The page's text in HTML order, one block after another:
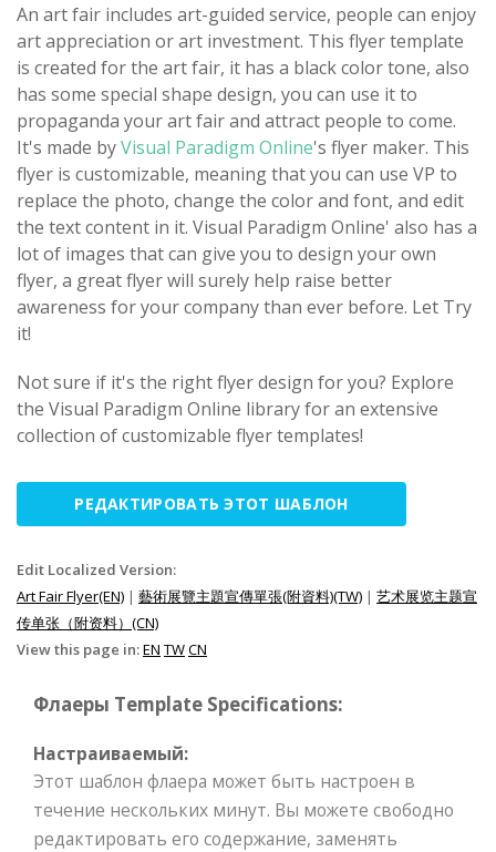
An art fair includes art-guided service, people can enjoy
art appreciation or art investment. This flyer template
is created for the art fair, it has a black color tone, also
has some special shape design, you can use it to
propaganda your art fair and attract people to come.
It's made byVisual Paradigm Online's flyer maker. This
flyer is customizable, meaning that you can use VP to
replace the photo, change the color and font, and edit
the text content in it. Visual Paradigm Online' also has a
lot of images that can give you to design your own
flyer, a great flyer will surely help raise better
awareness for your company than ever before. Let Try
it!
Not sure if it's the right flyer design for you? Explore
the Visual Paradigm Online library for an extensive
collection of customizable flyer templates!
РЕДАКТИРОВАТЬ ЭТОТ ШАБЛОН
Edit Localized Version:
Art Fair Flyer(EN) | 藝術展覽主題宣傳單張(附資料)(TW) | 艺术展览主题宣
传单张（附资料）(CN)
View this page in:EN TWCN
Флаеры Template Specifications:
Настраиваемый:
Этот шаблон флаера может быть настроен в
течение нескольких минут. Вы можете свободно
редактировать его содержание, заменять